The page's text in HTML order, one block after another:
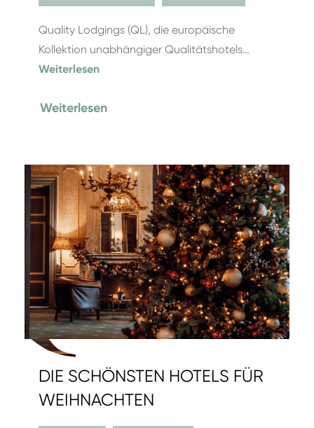
Quality Lodgings (QL), die europäische
Kollektion unabhängiger Qualitätshotels…
Weiterlesen
Weiterlesen
DIE SCHÖNSTEN HOTELS FÜR
WEIHNACHTEN